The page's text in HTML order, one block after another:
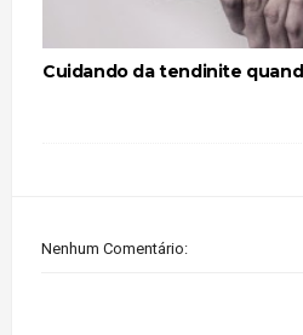
Cuidando da tendinite
Nenhum Comentário: